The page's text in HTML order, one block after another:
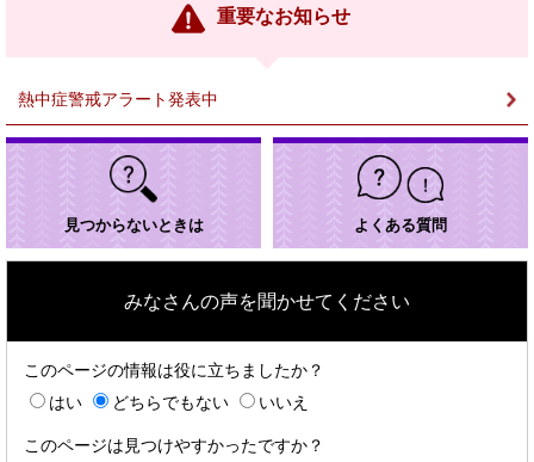
重要なお知らせ
熱中症警戒アラート発表中
見つからないときは よくある質問
みなさんの声を聞かせてください
このページの情報は役に立ちましたか？
はい
どちらでもない いいえ
このページは見つけやすかったですか？